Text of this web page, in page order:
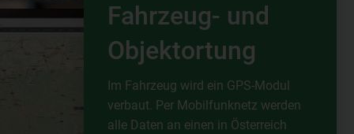
Fahrzeug- und
Objektortung
Im Fahrzeug wird ein GPS-Modul
verbaut. Per Mobilfunknetz werden
alle Daten an einen in Österreich